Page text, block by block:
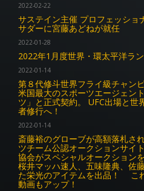
2022-02-22
サステイン主催 プロフェッシ
サダーに宮藤あどねが就任
2022-01-28
2022年1月度世界・環太平洋ラ
2022-01-14
第８代修斗世界フライ級チャン
米国最大のスポーツエージェン
ツ」と正式契約。 UFC出場と世
者修行へ！
2022-01-14
斎藤裕のグローブが高額落札さ
ツチーム公認オークションサイ
協会がスペシャルオークション
桜井マッハ速人、五味隆典、佐
た栄光のアイテムを出品！ こ
動画もアップ！